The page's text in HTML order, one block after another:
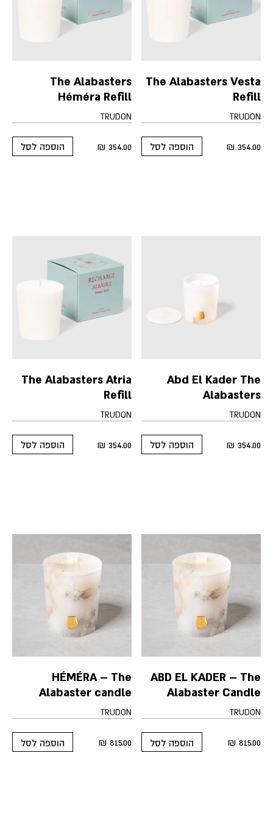
The Alabasters Vesta
Refill
TRUDON
354.00
₪ הוספה לסל
The Alabasters
Héméra Refill
TRUDON
354.00
₪ הוספה לסל
Abd El Kader The
Alabasters
TRUDON
354.00
₪ הוספה לסל
The Alabasters Atria
Refill
TRUDON
354.00
₪ הוספה לסל
ABD EL KADER – The
Alabaster Candle
TRUDON
815.00
₪ הוספה לסל
HÉMÉRA – The
Alabaster candle
TRUDON
815.00
₪ הוספה לסל